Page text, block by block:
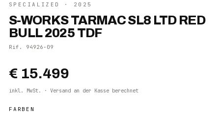
SPECIALIZED · 2025
S-WORKS TARMAC SL8 LTD RED
BULL 2025 TDF
Rif. 94926-09
€ 15.499
inkl. MwSt. · Versand an der Kasse berechnet
FARBEN